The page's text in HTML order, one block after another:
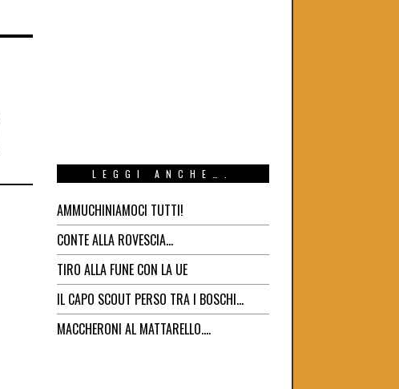
LEGGI ANCHE….
AMMUCHINIAMOCI TUTTI!
CONTE ALLA ROVESCIA…
TIRO ALLA FUNE CON LA UE
IL CAPO SCOUT PERSO TRA I BOSCHI…
MACCHERONI AL MATTARELLO….